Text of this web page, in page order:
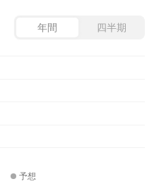
年間 四半期
予想